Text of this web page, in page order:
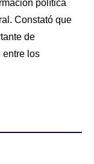
política
Constató que
de
entre los